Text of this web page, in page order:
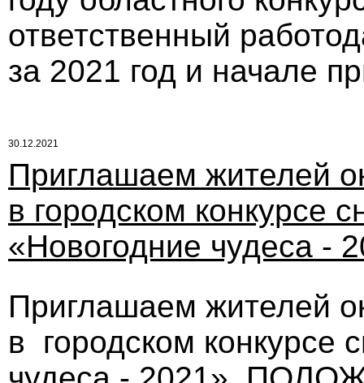
ответственный
за 2021 год и начале
30.12.2021
Приглашаем жителей
в городском конкурсе
«Новогодние чудеса -
Приглашаем жителей
в городском конкурсе